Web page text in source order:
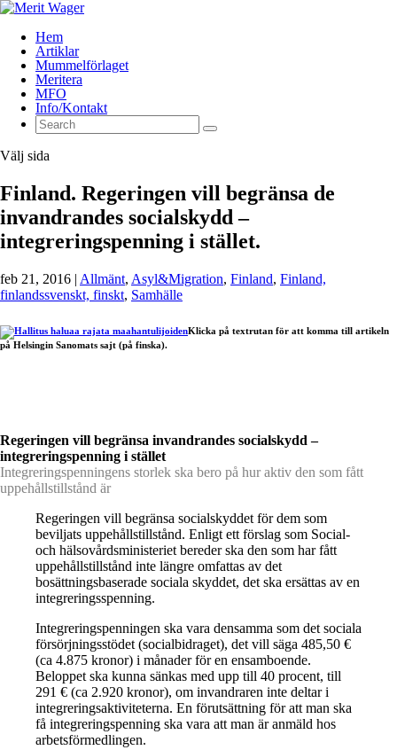
Hem
Artiklar
Mummelförlaget
Meritera
MFO
Info/Kontakt
Välj sida
Finland. Regeringen vill begränsa de
invandrandes socialskydd –
integreringspenning i stället.
feb 21, 2016 | Allmänt, Asyl&Migration, Finland, Finland,
finlandssvenskt, finskt, Samhälle
Klicka på textrutan för att komma till artikeln
på Helsingin Sanomats sajt (på finska).
Regeringen vill begränsa invandrandes socialskydd –
integreringspenning i stället
Integreringspenningens storlek ska bero på hur aktiv den som fått
uppehållstillstånd är
Regeringen vill begränsa socialskyddet för dem som
beviljats uppehållstillstånd. Enligt ett förslag som Social-
och hälsovårdsministeriet bereder ska den som har fått
uppehållstillstånd inte längre omfattas av det
bosättningsbaserade sociala skyddet, det ska ersättas av en
integreringsspenning.
Integreringspenningen ska vara densamma som det sociala
försörjningsstödet (socialbidraget), det vill säga 485,50 €
(ca 4.875 kronor) i månader för en ensamboende.
Beloppet ska kunna sänkas med upp till 40 procent, till
291 € (ca 2.920 kronor), om invandraren inte deltar i
integreringsaktiviteterna. En förutsättning för att man ska
få integreringspenning ska vara att man är anmäld hos
arbetsförmedlingen.